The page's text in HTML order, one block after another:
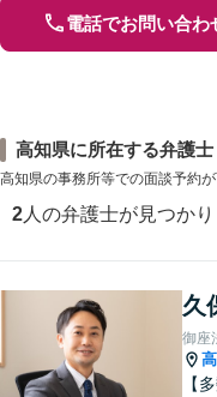
電話でお問い合わ
高知県に所在する弁護士
高知県の事務所等での面談予約が
2 人の弁護士が見つか
久
御座
【